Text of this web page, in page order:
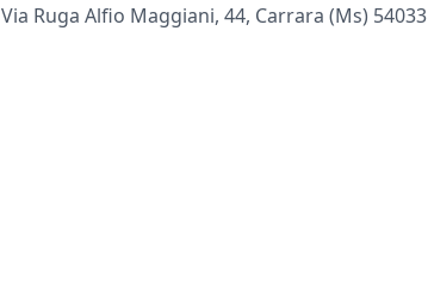
Via Ruga Alfio Maggiani, 44, Carrara (ms) 54033